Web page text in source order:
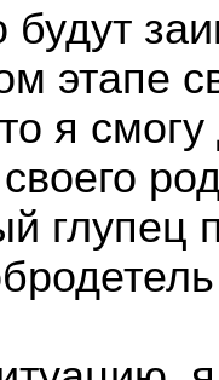
этапе
я
глупец